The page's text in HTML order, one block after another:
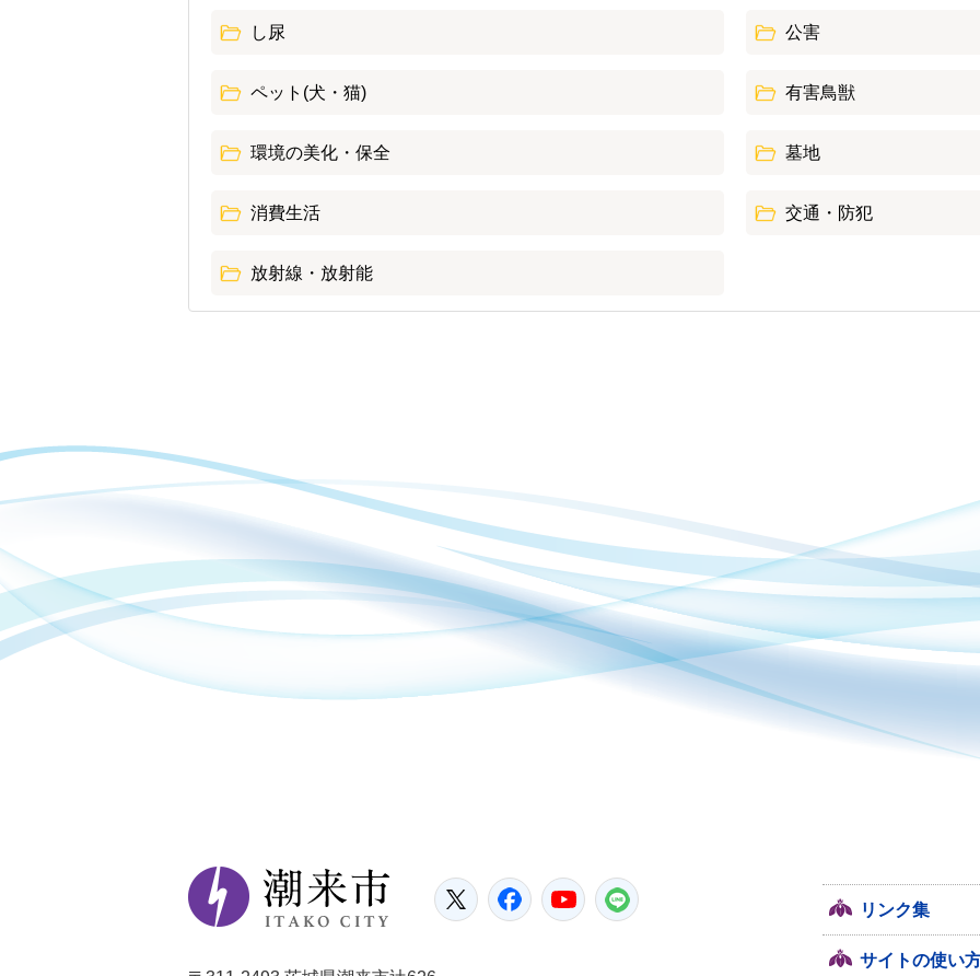
し尿 公害
ペット(犬・猫) 有害鳥獣
環境の美化・保全 墓地
消費生活 交通・防犯
放射線・放射能
潮来市
Twitter FacebookYouTube
リンク集
サイトの使い